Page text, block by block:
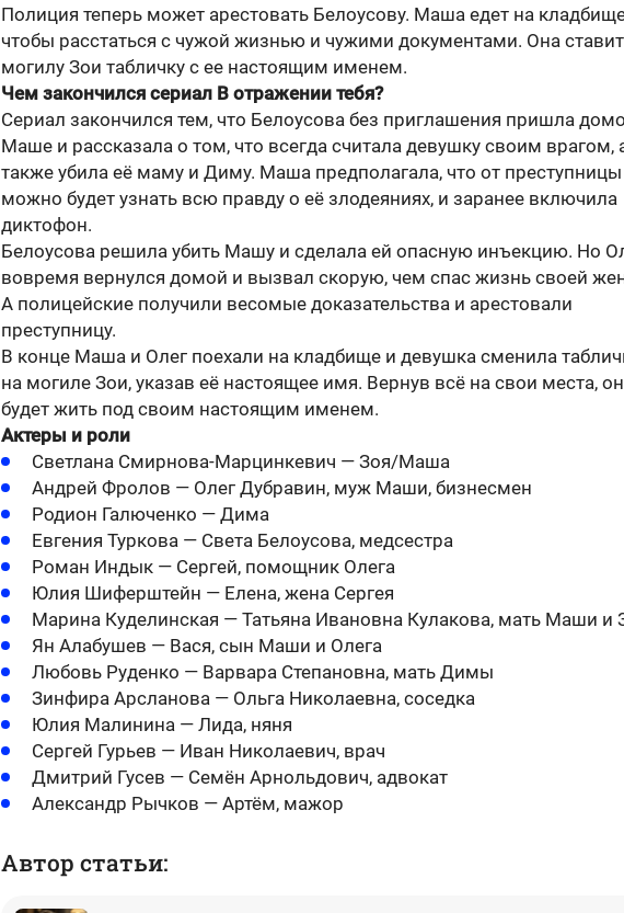
Полиция теперь может арестовать Белоусову. Маша едет на
чтобы расстаться с чужой жизнью и чужими документами. Она
могилу Зои табличку с ее настоящим именем.
Чем закончился сериал В отражении тебя?
Сериал закончился тем, что Белоусова без приглашения пришла
Маше и рассказала о том, что всегда считала девушку своим врагом,
также убила её маму и Диму. Маша предполагала, что от преступницы
можно будет узнать всю правду о её злодеяниях, и заранее включила
диктофон.
Белоусова решила убить Машу и сделала ей опасную инъекцию. Но
вовремя вернулся домой и вызвал скорую, чем спас жизнь своей
А полицейские получили весомые доказательства и арестовали
преступницу.
В конце Маша и Олег поехали на кладбище и девушка сменила
на могиле Зои, указав её настоящее имя. Вернув всё на свои места,
будет жить под своим настоящим именем.
Актеры и роли
Светлана Смирнова-Марцинкевич — Зоя/Маша
Андрей Фролов — Олег Дубравин, муж Маши, бизнесмен
Родион Галюченко — Дима
Евгения Туркова — Света Белоусова, медсестра
Роман Индык — Сергей, помощник Олега
Юлия Шиферштейн — Елена, жена Сергея
Марина Куделинская — Татьяна Ивановна Кулакова, мать Маши и
Ян Алабушев — Вася, сын Маши и Олега
Любовь Руденко — Варвара Степановна, мать Димы
Зинфира Арсланова — Ольга Николаевна, соседка
Юлия Малинина — Лида, няня
Сергей Гурьев — Иван Николаевич, врач
Дмитрий Гусев — Семён Арнольдович, адвокат
Александр Рычков — Артём, мажор
Автор статьи: